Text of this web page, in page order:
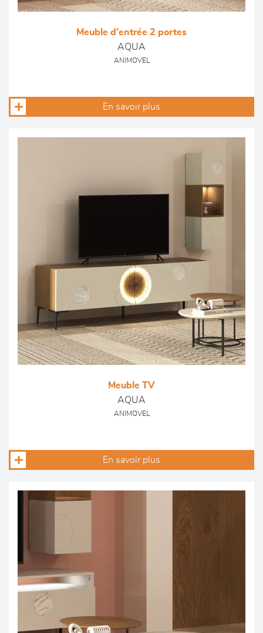
Meuble d’entrée 2 portes
AQUA
ANIMOVEL
En savoir plus
Meuble TV
AQUA
ANIMOVEL
En savoir plus